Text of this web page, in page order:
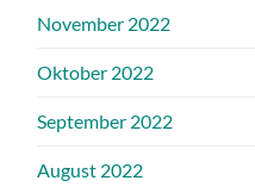
November 2022
Oktober 2022
September 2022
August 2022